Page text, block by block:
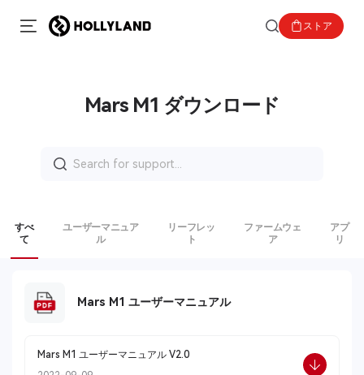
ストア
Mars M1 ダウンロード
for:
すべ
て
ユーザーマニュア
ル
リーフレッ
ト
ファームウェ
ア
アプ
リ
Mars M1 ユーザーマニュアル
Mars M1 ユーザーマニュアル V2.0